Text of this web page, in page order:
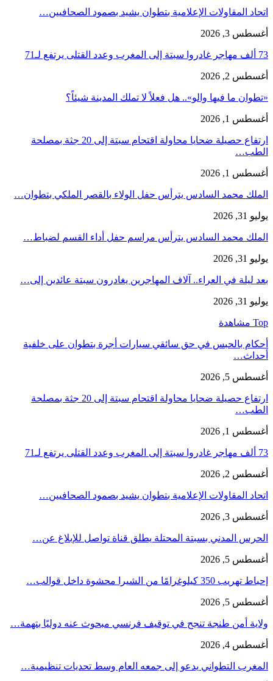
اتحاد المقاولات الإعلامية بتطوان يشيد بصمود الصحافيين…
أغسطس 3, 2026
73 ألف مهاجر غادروا سبتة إلى المغرب وعدد القتلى يرتفع لـ71
أغسطس 2, 2026
«تطوان ما فيها والو».. هل فعلاً لا تملك المدينة شيئاً؟
أغسطس 1, 2026
ارتفاع حصيلة ضحايا محاولة اقتحام سبتة إلى 20 جثة بمصلحة
الطب…
أغسطس 1, 2026
الملك محمد السادس يترأس حفل الولاء بالقصر الملكي بتطوان…
يوليو 31, 2026
الملك محمد السادس يترأس مراسم حفل أداء القسم لضباط…
يوليو 31, 2026
بعد ليلة في العراء.. آلاف المهاجرين يغادرون سبتة عائدين إلى…
يوليو 31, 2026
Top مشاهدة
أحكام بالحبس في حق سائقي سيارات أجرة بتطوان على خلفية
أحداث…
أغسطس 5, 2026
ارتفاع حصيلة ضحايا محاولة اقتحام سبتة إلى 20 جثة بمصلحة
الطب…
أغسطس 1, 2026
73 ألف مهاجر غادروا سبتة إلى المغرب وعدد القتلى يرتفع لـ71
أغسطس 2, 2026
اتحاد المقاولات الإعلامية بتطوان يشيد بصمود الصحافيين…
أغسطس 3, 2026
الحرس المدني بسبتة المحتلة يطلق قناة تواصل للإبلاغ عن…
أغسطس 5, 2026
إحباط تهريب 350 كيلوغرامًا من الشيرا محشوة داخل قوالب…
أغسطس 5, 2026
ولاية أمن طنجة تنجح في توقيف فرنسي مبحوث عنه دوليًا بتهمة…
أغسطس 4, 2026
المغرب التطواني يدعو إلى جمعه العام وسط تحديات تنظيمية…